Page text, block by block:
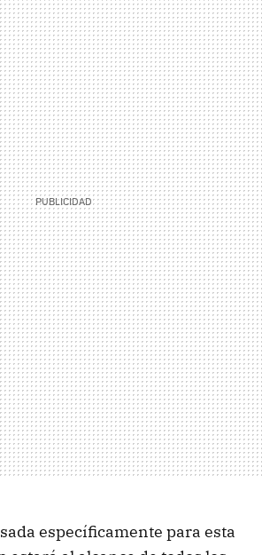
específicamente para esta